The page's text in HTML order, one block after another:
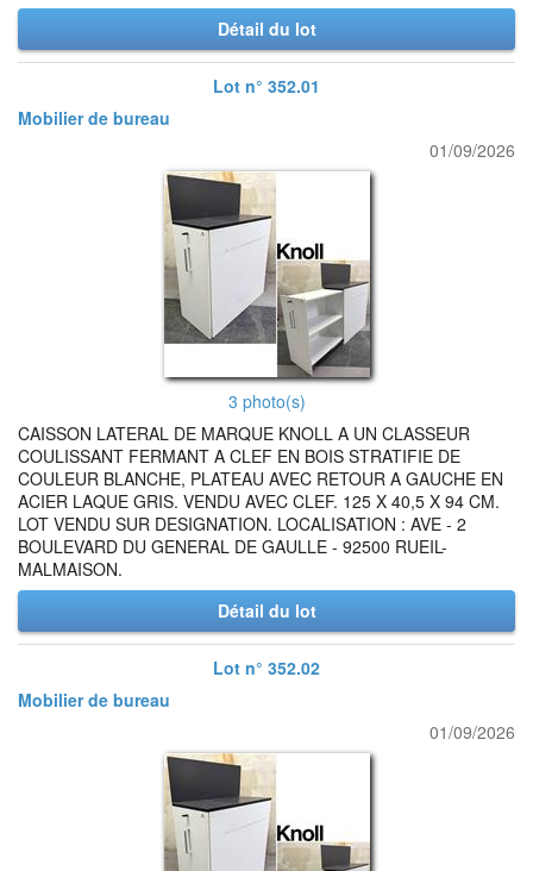
Détail du lot
Lot n° 352.01
Mobilier de bureau
01/09/2026
3 photo(s)
CAISSON LATERAL DE MARQUE KNOLL A UN CLASSEUR
COULISSANT FERMANT A CLEF EN BOIS STRATIFIE DE
COULEUR BLANCHE, PLATEAU AVEC RETOUR A GAUCHE EN
ACIER LAQUE GRIS. VENDU AVEC CLEF. 125 X 40,5 X 94 CM.
LOT VENDU SUR DESIGNATION. LOCALISATION : AVE - 2
BOULEVARD DU GENERAL DE GAULLE - 92500 RUEIL-
MALMAISON.
Détail du lot
Lot n° 352.02
Mobilier de bureau
01/09/2026